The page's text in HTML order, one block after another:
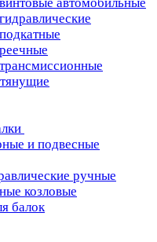
и подвесные
ручные
козловые
балок